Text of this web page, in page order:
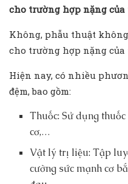
cho trường hợp nặng
Không, phẫu thuật
cho trường hợp nặng của
Hiện nay, có nhiều
đệm, bao gồm:
Thuốc: Sử dụng
cơ,…
Vật lý trị liệu: Tập
cường sức mạnh cơ